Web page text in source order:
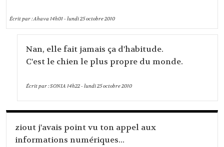
Écrit par :Ahava 14h01-lundi 25octobre 2010
Nan, elle fait jamais ça d'habitude.
C'est le chien le plus propre du monde.
Écrit par :SONIA 14h22- lundi 25octobre 2010
ziout j'avais point vu ton appel aux
informations numériques...